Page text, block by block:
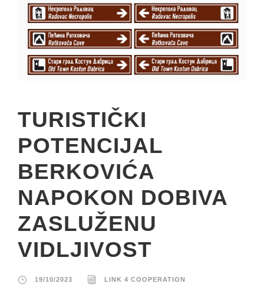
TURISTIČKI
POTENCIJAL
BERKOVIĆA
NAPOKON DOBIVA
ZASLUŽENU
VIDLJIVOST
19/10/2023 LINK 4 COOPERATION